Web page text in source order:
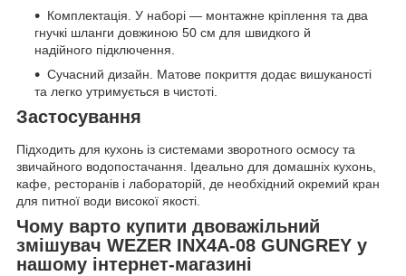
Комплектація. У наборі — монтажне кріплення та два
гнучкі шланги довжиною 50 см для швидкого й
надійного підключення.
Сучасний дизайн. Матове покриття додає вишуканості
та легко утримується в чистоті.
Застосування
Підходить для кухонь із системами зворотного осмосу та
звичайного водопостачання. Ідеально для домашніх кухонь,
кафе, ресторанів і лабораторій, де необхідний окремий кран
для питної води високої якості.
Чому варто купити двоважільний
змішувач WEZER INX4A-08 GUNGREY у
нашому інтернет-магазині